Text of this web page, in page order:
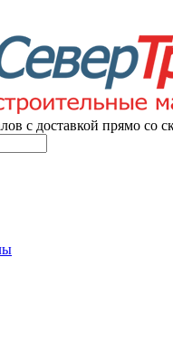
с доставкой прямо со